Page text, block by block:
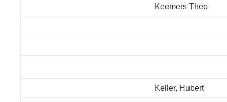
Keemers Theo
Keller, Hubert